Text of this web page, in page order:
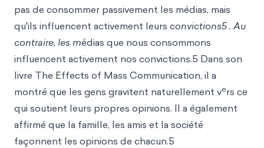
pas de consommer passivement les médias, mais
qu'ils influencent activement leurs convictions5 . Au
contraire, les médias que nous consommons
influencent activement nos convictions.5 Dans son
livre The Effects of Mass Communication, il a
montré que les gens gravitent naturellement vers ce
qui soutient leurs propres opinions. Il a également
affirmé que la famille, les amis et la société
façonnent les opinions de chacun.5